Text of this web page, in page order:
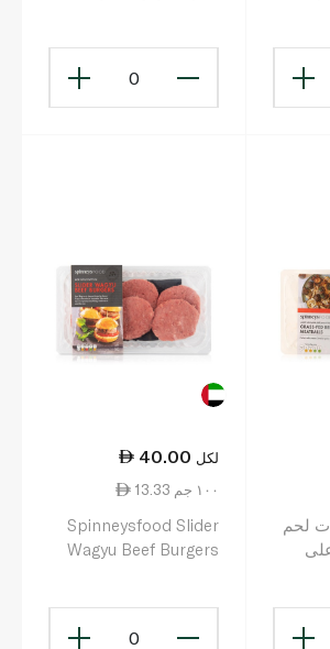
0
لحم
40.00 لكل
13.33 ١٠٠ جم
Spinneysfood Slider
Wagyu Beef Burgers
0